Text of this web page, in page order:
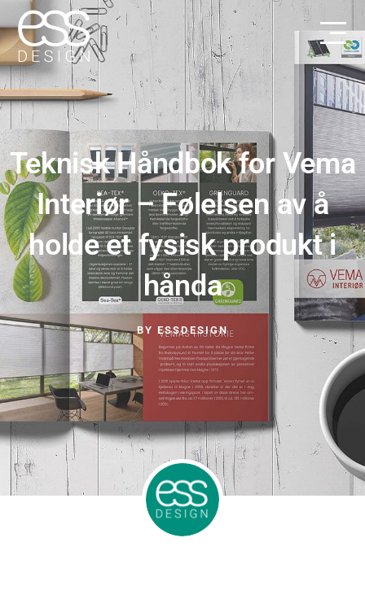
Teknisk Håndbok for Vema
Interiør – Følelsen av å
holde et fysisk produkt i
hånda
BY ESSDESIGN